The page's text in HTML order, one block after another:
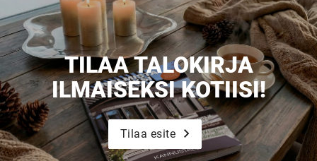
TILAA TALOKIRJA
ILMAISEKSI KOTIISI!
Tilaa esite